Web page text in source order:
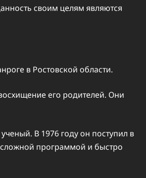
своим целям являются
в Ростовской области.
его родителей. Они
В 1976 году он поступил в
сложной программой и быстро